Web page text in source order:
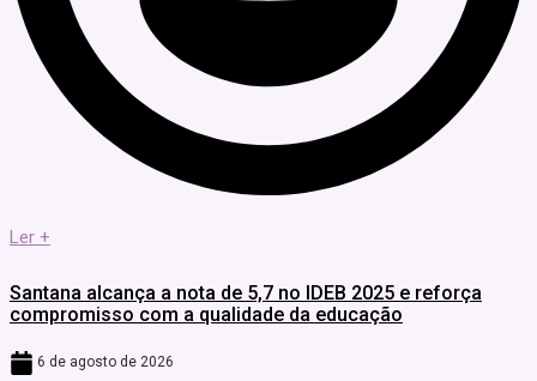
Ler +
Santana alcança a nota de 5,7 no IDEB 2025 e reforça
compromisso com a qualidade da educação
6 de agosto de 2026